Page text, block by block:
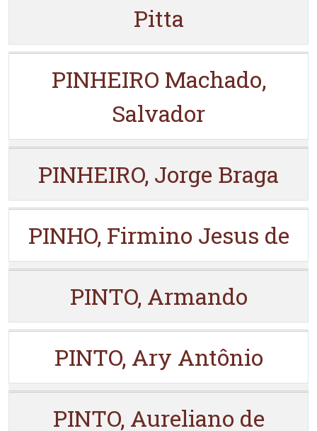
Pitta
PINHEIRO Machado,
Salvador
PINHEIRO, Jorge Braga
PINHO, Firmino Jesus de
PINTO, Armando
PINTO, Ary Antônio
PINTO, Aureliano de